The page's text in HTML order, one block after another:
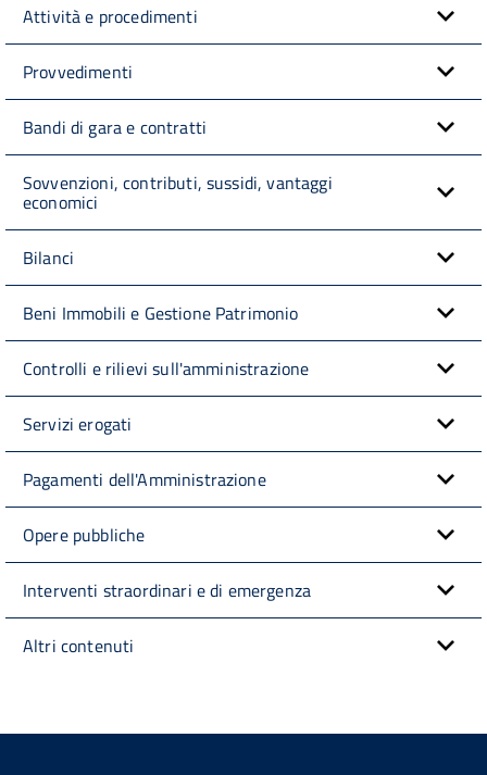
Attività e procedimenti
Provvedimenti
Bandi di gara e contratti
Sovvenzioni, contributi, sussidi, vantaggi
economici
Bilanci
Beni Immobili e Gestione Patrimonio
Controlli e rilievi sull'amministrazione
Servizi erogati
Pagamenti dell'Amministrazione
Opere pubbliche
Interventi straordinari e di emergenza
Altri contenuti